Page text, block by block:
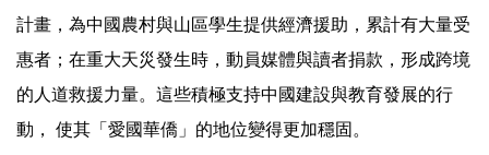
計畫，為中國農村與山區學生提供經濟援助，累計有大量受
惠者；在重大天災發生時，動員媒體與讀者捐款，形成跨境
的人道救援力量。這些積極支持中國建設與教育發展的行
動， 使其「愛國華僑」的地位變得更加穩固。